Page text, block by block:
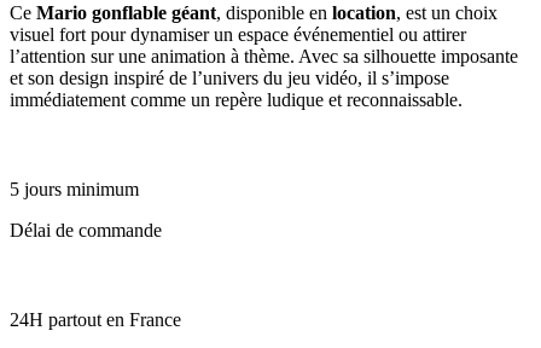
Ce Mario gonflable géant, disponible en location, est un choix
visuel fort pour dynamiser un espace événementiel ou attirer
l’attention sur une animation à thème. Avec sa silhouette imposante
et son design inspiré de l’univers du jeu vidéo, il s’impose
immédiatement comme un repère ludique et reconnaissable.
5 jours minimum
Délai de commande
24H partout en France